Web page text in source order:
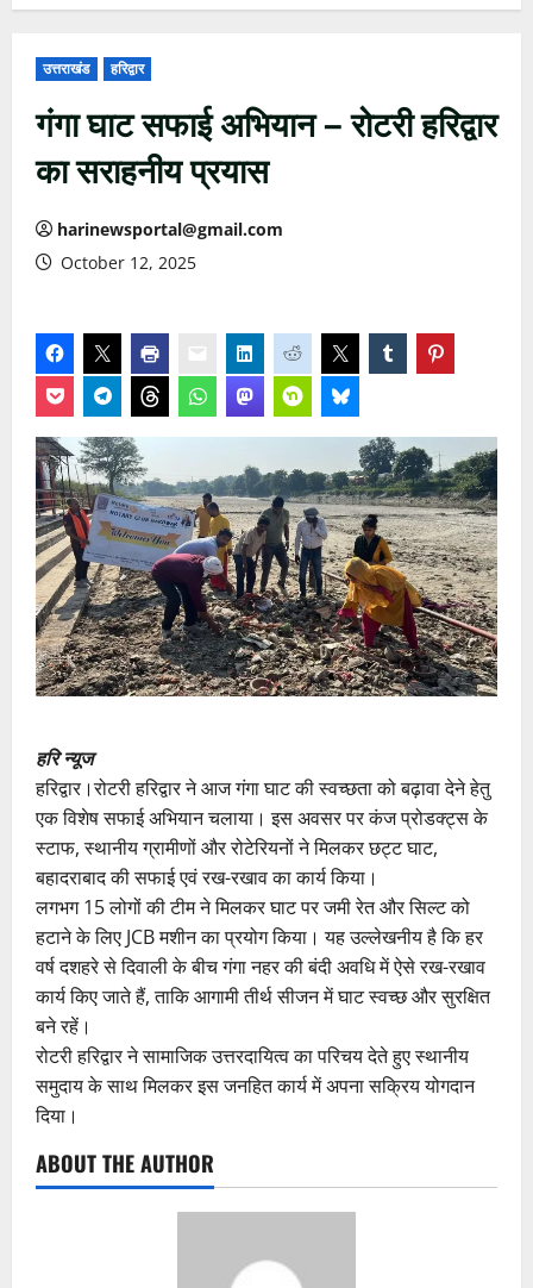
उत्तराखंड हरिद्वार
गंगा घाट सफाई अभियान – रोटरी हरिद्वार
का सराहनीय प्रयास
harinewsportal@gmail.com
October 12, 2025
हरि न्यूज
हरिद्वार।रोटरी हरिद्वार ने आज गंगा घाट की स्वच्छता को बढ़ावा देने हेतु
एक विशेष सफाई अभियान चलाया। इस अवसर पर कंज प्रोडक्ट्स के
स्टाफ, स्थानीय ग्रामीणों और रोटेरियनों ने मिलकर छट्ट घाट,
बहादराबाद की सफाई एवं रख-रखाव का कार्य किया।
लगभग 15 लोगों की टीम ने मिलकर घाट पर जमी रेत और सिल्ट को
हटाने के लिए JCB मशीन का प्रयोग किया। यह उल्लेखनीय है कि हर
वर्ष दशहरे से दिवाली के बीच गंगा नहर की बंदी अवधि में ऐसे रख-रखाव
कार्य किए जाते हैं, ताकि आगामी तीर्थ सीजन में घाट स्वच्छ और सुरक्षित
बने रहें।
रोटरी हरिद्वार ने सामाजिक उत्तरदायित्व का परिचय देते हुए स्थानीय
समुदाय के साथ मिलकर इस जनहित कार्य में अपना सक्रिय योगदान
दिया।
ABOUT THE AUTHOR